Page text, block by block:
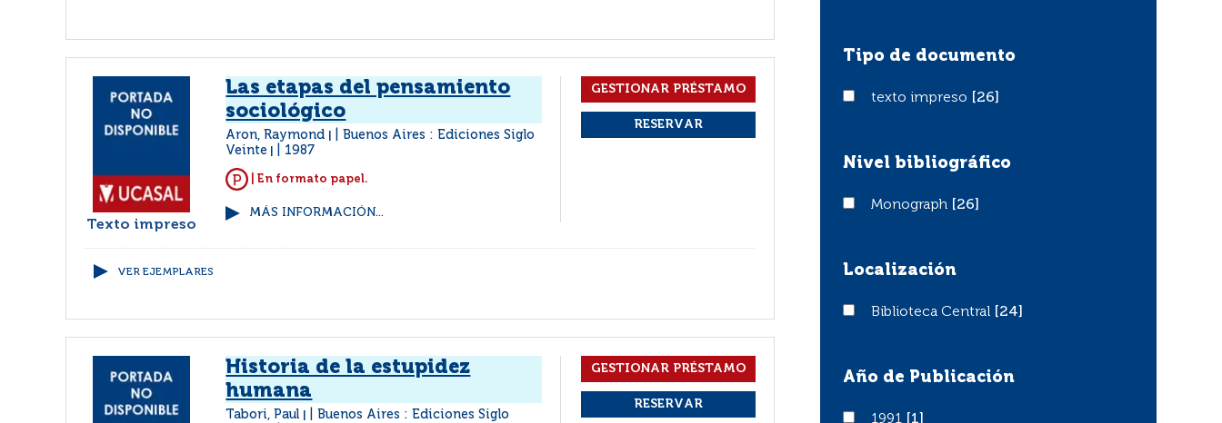
Texto impreso
Las etapas del pensamiento
sociológico
Aron, Raymond
Buenos Aires : Ediciones Siglo
Veinte
1987
| En formato papel.
MÁS INFORMACIÓN...
VER EJEMPLARES
Historia de la estupidez
humana
Tabori, Paul
Buenos Aires : Ediciones Siglo
Tipo de documento
texto impreso
texto impreso [26]
Nivel bibliográfico
Monograph
Monograph [26]
Localización
Biblioteca Central
Biblioteca Central [24]
Año de Publicación
19911991
[1]